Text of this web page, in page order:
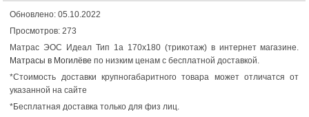
Обновлено: 05.10.2022
Просмотров: 273
Матрас ЭОС Идеал Тип 1а 170x180 (трикотаж) в интернет магазине.
Матрасы в Могилёве по низким ценам с бесплатной доставкой.
*Стоимость доставки крупногабаритного товара может отличатся от
указанной на сайте
*Бесплатная доставка только для физ лиц.